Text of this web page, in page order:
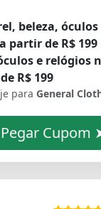
beleza,
partir de R$ 199
e relógios
R$ 199
para General
Pegar Cupom